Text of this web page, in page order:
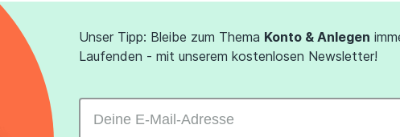
Unser Tipp: Bleibe zum Thema Konto & Anlegen
Laufenden - mit unserem kostenlosen Newsletter!